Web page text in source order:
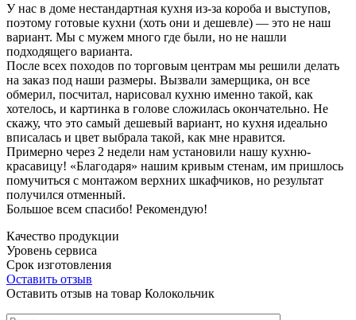
У нас в доме нестандартная кухня из-за короба и выступов,
поэтому готовые кухни (хоть они и дешевле) — это не наш
вариант. Мы с мужем много где были, но не нашли
подходящего варианта.
После всех походов по торговым центрам мы решили делать
на заказ под наши размеры. Вызвали замерщика, он все
обмерил, посчитал, нарисовал кухню именно такой, как
хотелось, и картинка в голове сложилась окончательно. Не
скажу, что это самый дешевый вариант, но кухня идеально
вписалась и цвет выбрала такой, как мне нравится.
Примерно через 2 недели нам установили нашу кухню-
красавицу! «Благодаря» нашим кривым стенам, им пришлось
помучиться с монтажом верхних шкафчиков, но результат
получился отменный.
Большое всем спасибо! Рекомендую!
Качество продукции
Уровень сервиса
Срок изготовления
Оставить отзыв
Оставить отзыв на товар Колокольчик